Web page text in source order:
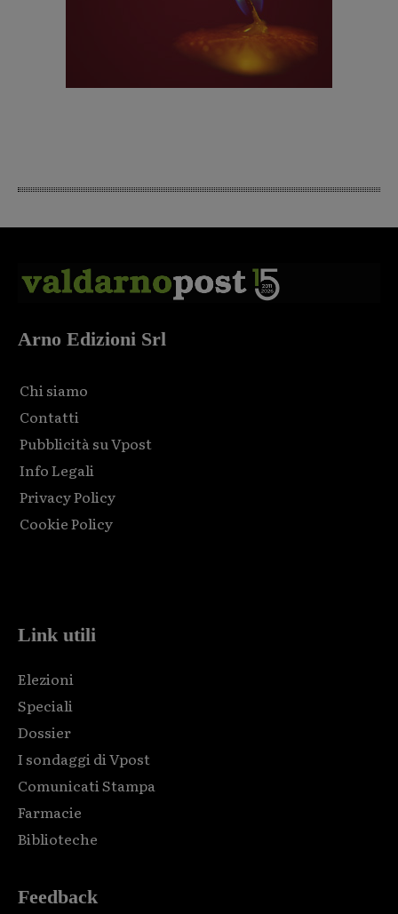
Arno Edizioni Srl
Chi siamo
Contatti
Pubblicità su Vpost
Info Legali
Privacy Policy
Cookie Policy
Link utili
Elezioni
Speciali
Dossier
I sondaggi di Vpost
Comunicati Stampa
Farmacie
Biblioteche
Feedback